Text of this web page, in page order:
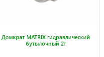
Домкрат MATRIX гидравлический
бутылочный 2т